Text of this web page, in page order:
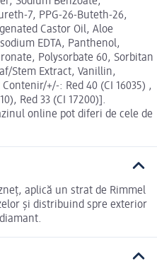
7, PPG-26-Buteth-26,
Castor Oil, Aloe
EDTA, Panthenol,
Polysorbate 60, Sorbitan
Stem Extract, Vanillin,
+/-: Red 40 (CI 16035) ,
Red 33 (CI 17200)].
online pot diferi de cele de
aplică un strat de Rimmel
și distribuind spre exterior